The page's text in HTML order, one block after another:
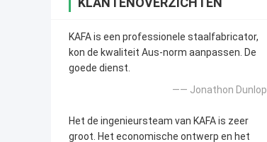
KAFA is een professionele staalfabricator,
kon de kwaliteit Aus-norm aanpassen. De
goede dienst.
—— Jonathon Dunlop
Het de ingenieursteam van KAFA is zeer
groot. Het economische ontwerp en het